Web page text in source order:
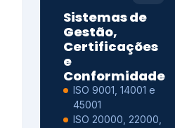
Sistemas de
Gestão,
Certificações
e
Conformidade
ISO 9001, 14001 e
45001
ISO 20000, 22000,